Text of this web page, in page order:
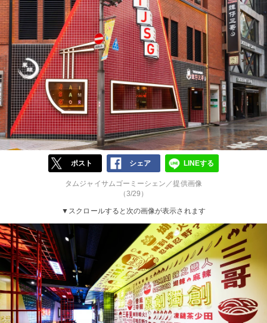
ポスト シェア LINEする
タムジャイサムゴーミーシェン／提供画像
（3/29）
▼スクロールすると次の画像が表示されます